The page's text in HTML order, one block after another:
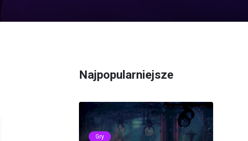
Najpopularniejsze
Gry